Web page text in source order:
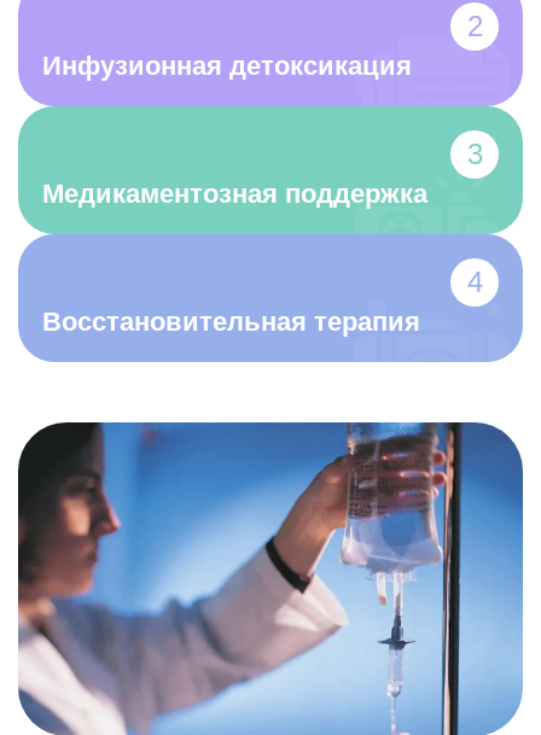
Инфузионная детоксикация
Медикаментозная поддержка
Восстановительная терапия